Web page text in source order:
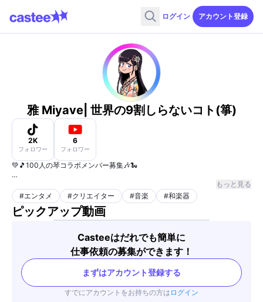
ログイン アカウント登録
雅 Miyave| 世界の9割しらないコト(箏)
2K
フォロワー
6
フォロワー
💚🎵100人の琴コラボメンバー募集🎶🐍
✔️琴経験者も初心者も大歓迎！
✔️コラボ動画は素敵な作品として公開予定
🎁 『 さくら 』 オリジナル音源プレゼント
自身の演奏活動や和楽器のBGMとしても活用OK!
どんなコラボもOK✨
参加希望・興味のある方お気軽にお声掛けください！
#琴 #さくら #コラボ募集
#Koto100Collab #SakuraKotoProject
もっと見る
#エンタメ #クリエイター #音楽 #和楽器
ピックアップ動画
Casteeはだれでも簡単に
仕事依頼の募集ができます！
まずはアカウント登録する
すでにアカウントをお持ちの方は ログイン